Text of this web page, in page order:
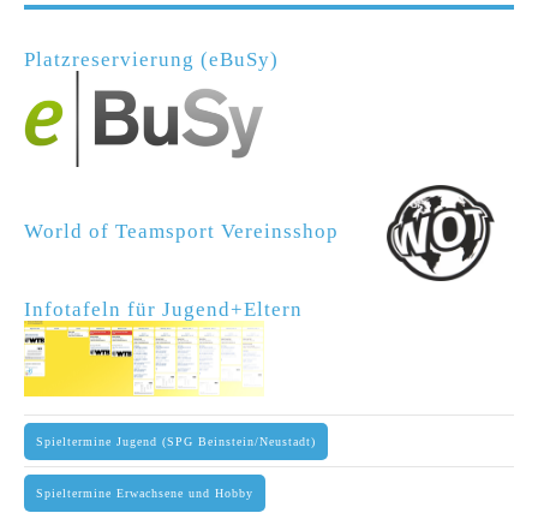
Platzreservierung (eBuSy)
World of Teamsport Vereinsshop
Infotafeln für Jugend+Eltern
Spieltermine Jugend (SPG Beinstein/Neustadt)
Spieltermine Erwachsene und Hobby